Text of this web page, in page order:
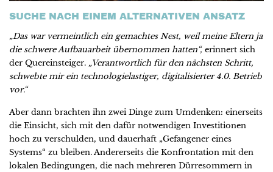
SUCHE NACH EINEM ALTERNATIVEN ANSATZ
„Das war vermeintlich ein gemachtes Nest, weil meine Eltern ja
die schwere Aufbauarbeit übernommen hatten“, erinnert sich
der Quereinsteiger. „Verantwortlich für den nächsten Schritt,
schwebte mir ein technologielastiger, digitalisierter 4.0. Betrieb
vor.“
Aber dann brachten ihn zwei Dinge zum Umdenken: einerseits
die Einsicht, sich mit den dafür notwendigen Investitionen
hoch zu verschulden, und dauerhaft „Gefangener eines
Systems“ zu bleiben. Andererseits die Konfrontation mit den
lokalen Bedingungen, die nach mehreren Dürresommern in